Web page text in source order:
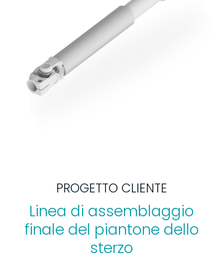
PROGETTO CLIENTE
Linea di assemblaggio
finale del piantone dello
sterzo